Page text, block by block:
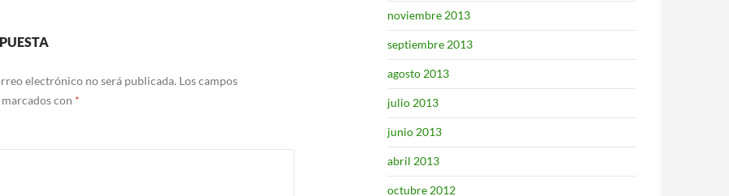
electrónico no será publicada. Los campos
con *
noviembre 2013
septiembre 2013
agosto 2013
julio 2013
junio 2013
abril 2013
octubre 2012